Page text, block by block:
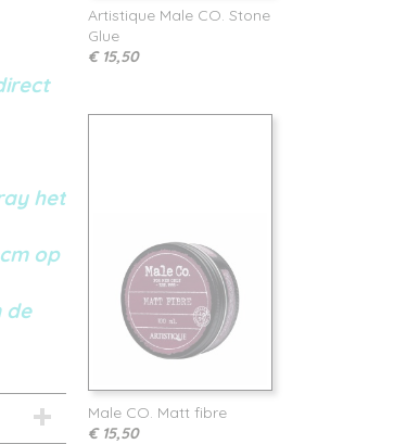
het
op
de
Artistique Male CO. Stone
Glue
€ 15,50
Male CO. Matt fibre
€ 15,50